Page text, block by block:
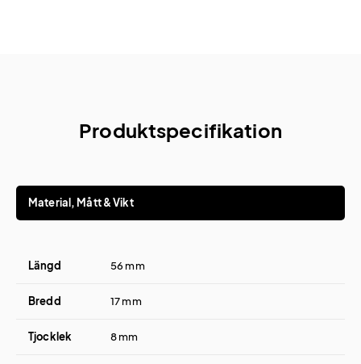
Produktspecifikation
Material, Mått & Vikt
Längd 56 mm
Bredd 17 mm
Tjocklek 8 mm